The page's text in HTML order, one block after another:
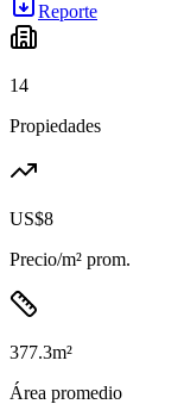
Reporte
14
Propiedades
US$8
Precio/m² prom.
377.3m²
Área promedio